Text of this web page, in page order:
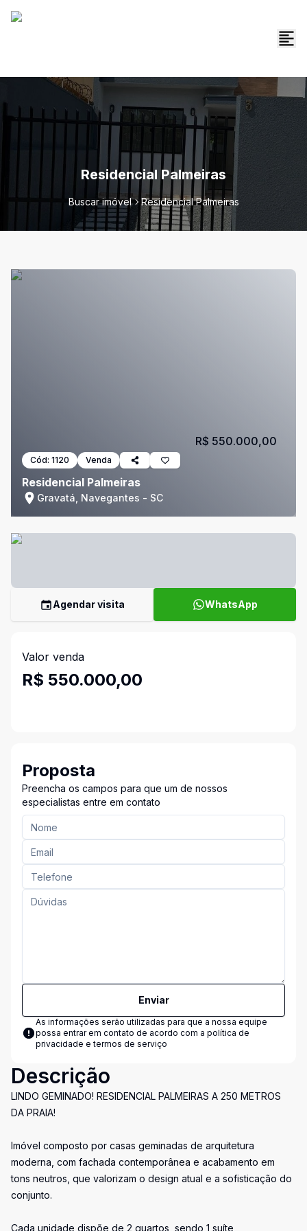
Residencial Palmeiras
Buscar imóvel Residencial Palmeiras
Cód: 1120 Venda
Residencial Palmeiras
Gravatá, Navegantes - SC
R$ 550.000,00
Agendar visita WhatsApp
Valor venda
R$ 550.000,00
Proposta
Preencha os campos para que um de nossos
especialistas entre em contato
Enviar
As informações serão utilizadas para que a nossa equipe
possa entrar em contato de acordo com a política de
privacidade e termos de serviço
Descrição
LINDO GEMINADO! RESIDENCIAL PALMEIRAS A 250 METROS
DA PRAIA!
Imóvel composto por casas geminadas de arquitetura
moderna, com fachada contemporânea e acabamento em
tons neutros, que valorizam o design atual e a sofisticação do
conjunto.
Cada unidade dispõe de 2 quartos, sendo 1 suíte,